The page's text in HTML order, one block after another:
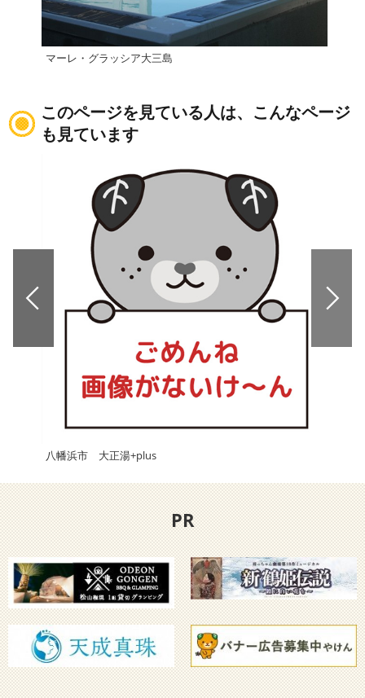
マーレ・グラッシア大三島
このページを見ている人は、こんなページ
も見ています
八幡浜市 大正湯+plus
PR